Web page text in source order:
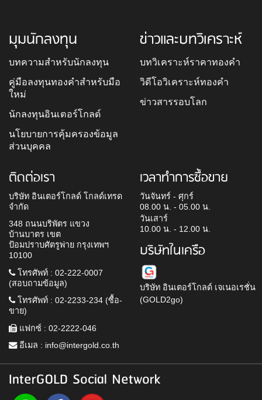
มุมนักลงทุน
บทความสำหรับนักลงทุน
คู่มือลงทุนทองคำสำหรับมือ
ใหม่
นักลงทุนอินเตอร์โกลด์
นโยบายการคุ้มครองข้อมูล
ส่วนบุคคล
ข่าวและบทวิเคราะห์
บทวิเคราะห์ราคาทองคำ
วิดีโอวิเคราะห์ทองคำ
ข่าวสารรอบโลก
ติดต่อเรา
บริษัท อินเตอร์โกลด์ โกลด์เทรด
จำกัด
348 ถนนบริพัตร แขวง
บ้านบาตร เขต
ป้อมปราบศัตรูพ่าย กรุงเทพฯ
10100
โทรศัพท์ : 02-222-0007
(สอบถามข้อมูล)
โทรศัพท์ : 02-2233-234 (ซื้อ-
ขาย)
แฟกซ์ : 02-2222-046
อีเมล : info@intergold.co.th
เวลาทำการซื้อขาย
วันจันทร์ - ศุกร์
08.00 น. - 05.00 น.
วันเสาร์
10.00 น. - 12.00 น.
บริษัทในเครือ
บริษัท อินเตอร์โกลด์ เจเนอเรชั่น
(GOLD2go)
InterGOLD Social Network